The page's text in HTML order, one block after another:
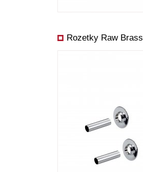
Rozetky Raw Brass